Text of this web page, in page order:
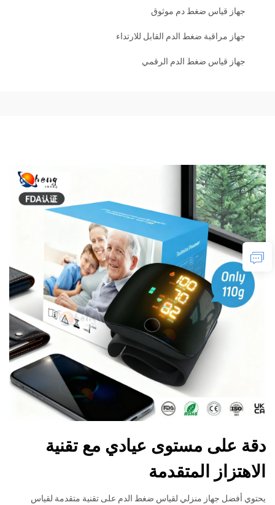
جهاز قياس ضغط دم موثوق
جهاز مراقبة ضغط الدم القابل للارتداء
جهاز قياس ضغط الدم الرقمي
دقة على مستوى عيادي مع تقنية
الاهتزاز المتقدمة
يحتوي أفضل جهاز منزلي لقياس ضغط الدم على تقنية متقدمة لقياس